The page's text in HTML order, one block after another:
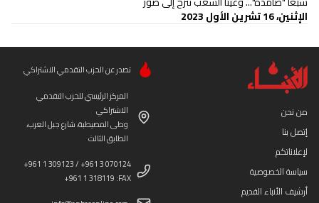
الإثنين، 16 تشرين الأول 2023
من نحن
إتصل بنا
لإعلاناتكم
سياسة الخصوصية
أرشيف الأنباء القديم
تصدر عن الحزب التقدمي الاشتراكي
المركز الرئيسي للحزب التقدمي
الاشتراكي
وطى المصيطبة، شارع جبل العرب،
الطابق الثالث
+961 1 309123 / +961 3 070124
+961 1 318119 :FAX